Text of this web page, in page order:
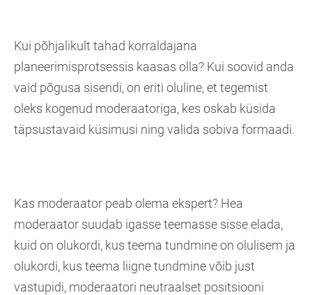
Kui põhjalikult tahad korraldajana
planeerimisprotsessis kaasas olla? Kui soovid anda
vaid põgusa sisendi, on eriti oluline, et tegemist
oleks kogenud moderaatoriga, kes oskab küsida
täpsustavaid küsimusi ning valida sobiva formaadi.
Kas moderaator peab olema ekspert? Hea
moderaator suudab igasse teemasse sisse elada,
kuid on olukordi, kus teema tundmine on olulisem ja
olukordi, kus teema liigne tundmine võib just
vastupidi, moderaatori neutraalset positsiooni